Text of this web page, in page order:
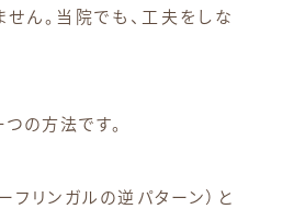
ん。当院でも、工夫をしな
の方法です。
リンガルの逆パターン）と